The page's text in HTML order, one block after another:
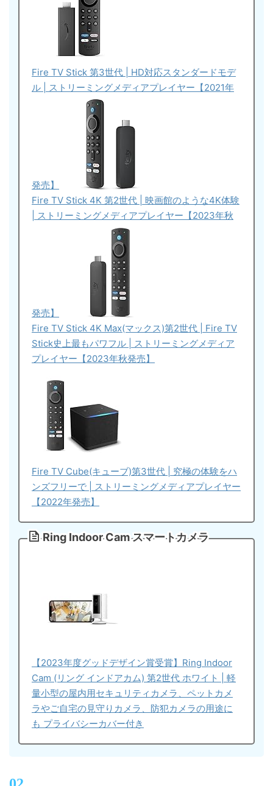
Fire TV Stick 第3世代 | HD対応スタンダードモデ
ル | ストリーミングメディアプレイヤー【2021年
発売】
Fire TV Stick 4K 第2世代 | 映画館のような4K体験
| ストリーミングメディアプレイヤー【2023年秋
発売】
Fire TV Stick 4K Max(マックス)第2世代 | Fire TV
Stick史上最もパワフル | ストリーミングメディア
プレイヤー【2023年秋発売】
Fire TV Cube(キューブ)第3世代 | 究極の体験をハ
ンズフリーで | ストリーミングメディアプレイヤー
【2022年発売】
Ring Indoor Cam スマートカメラ
【2023年度グッドデザイン賞受賞】Ring Indoor
Cam (リング インドアカム) 第2世代 ホワイト | 軽
量小型の屋内用セキュリティカメラ、ペットカメ
ラやご自宅の見守りカメラ、防犯カメラの用途に
も プライバシーカバー付き